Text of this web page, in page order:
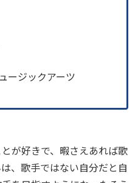
ージックアーツ
が好きで、暇さえあれば歌
、歌手ではない自分だと自